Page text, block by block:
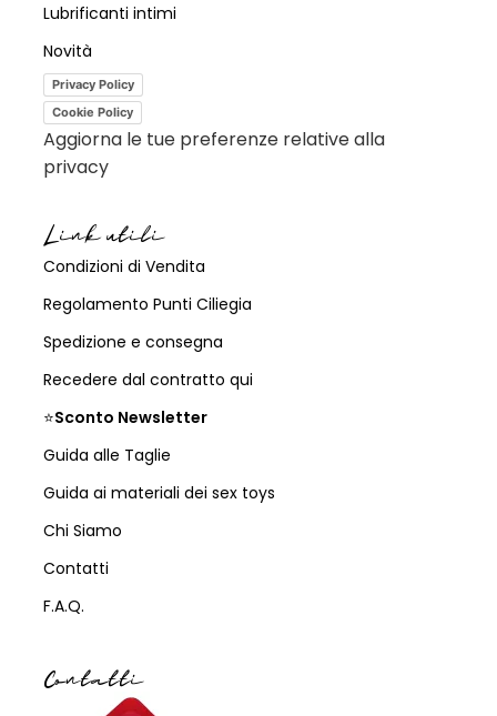
Lubrificanti intimi
Novità
Privacy Policy
Cookie Policy
Aggiorna le tue preferenze relative alla
privacy
Link utili
Condizioni di Vendita
Regolamento Punti Ciliegia
Spedizione e consegna
Recedere dal contratto qui
⭐Sconto Newsletter
Guida alle Taglie
Guida ai materiali dei sex toys
Chi Siamo
Contatti
F.A.Q.
Contatti